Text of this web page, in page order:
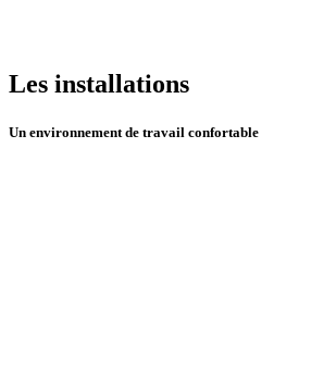
Les installations
Un environnement de travail confortable